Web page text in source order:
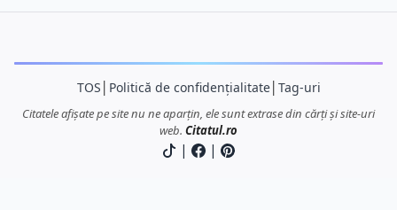
TOS Politică de confidențialitate│ Tag-uri
Citatele afișate pe site nu ne aparțin, ele sunt extrase din cărți și site-uri
web. Citatul.ro
| |